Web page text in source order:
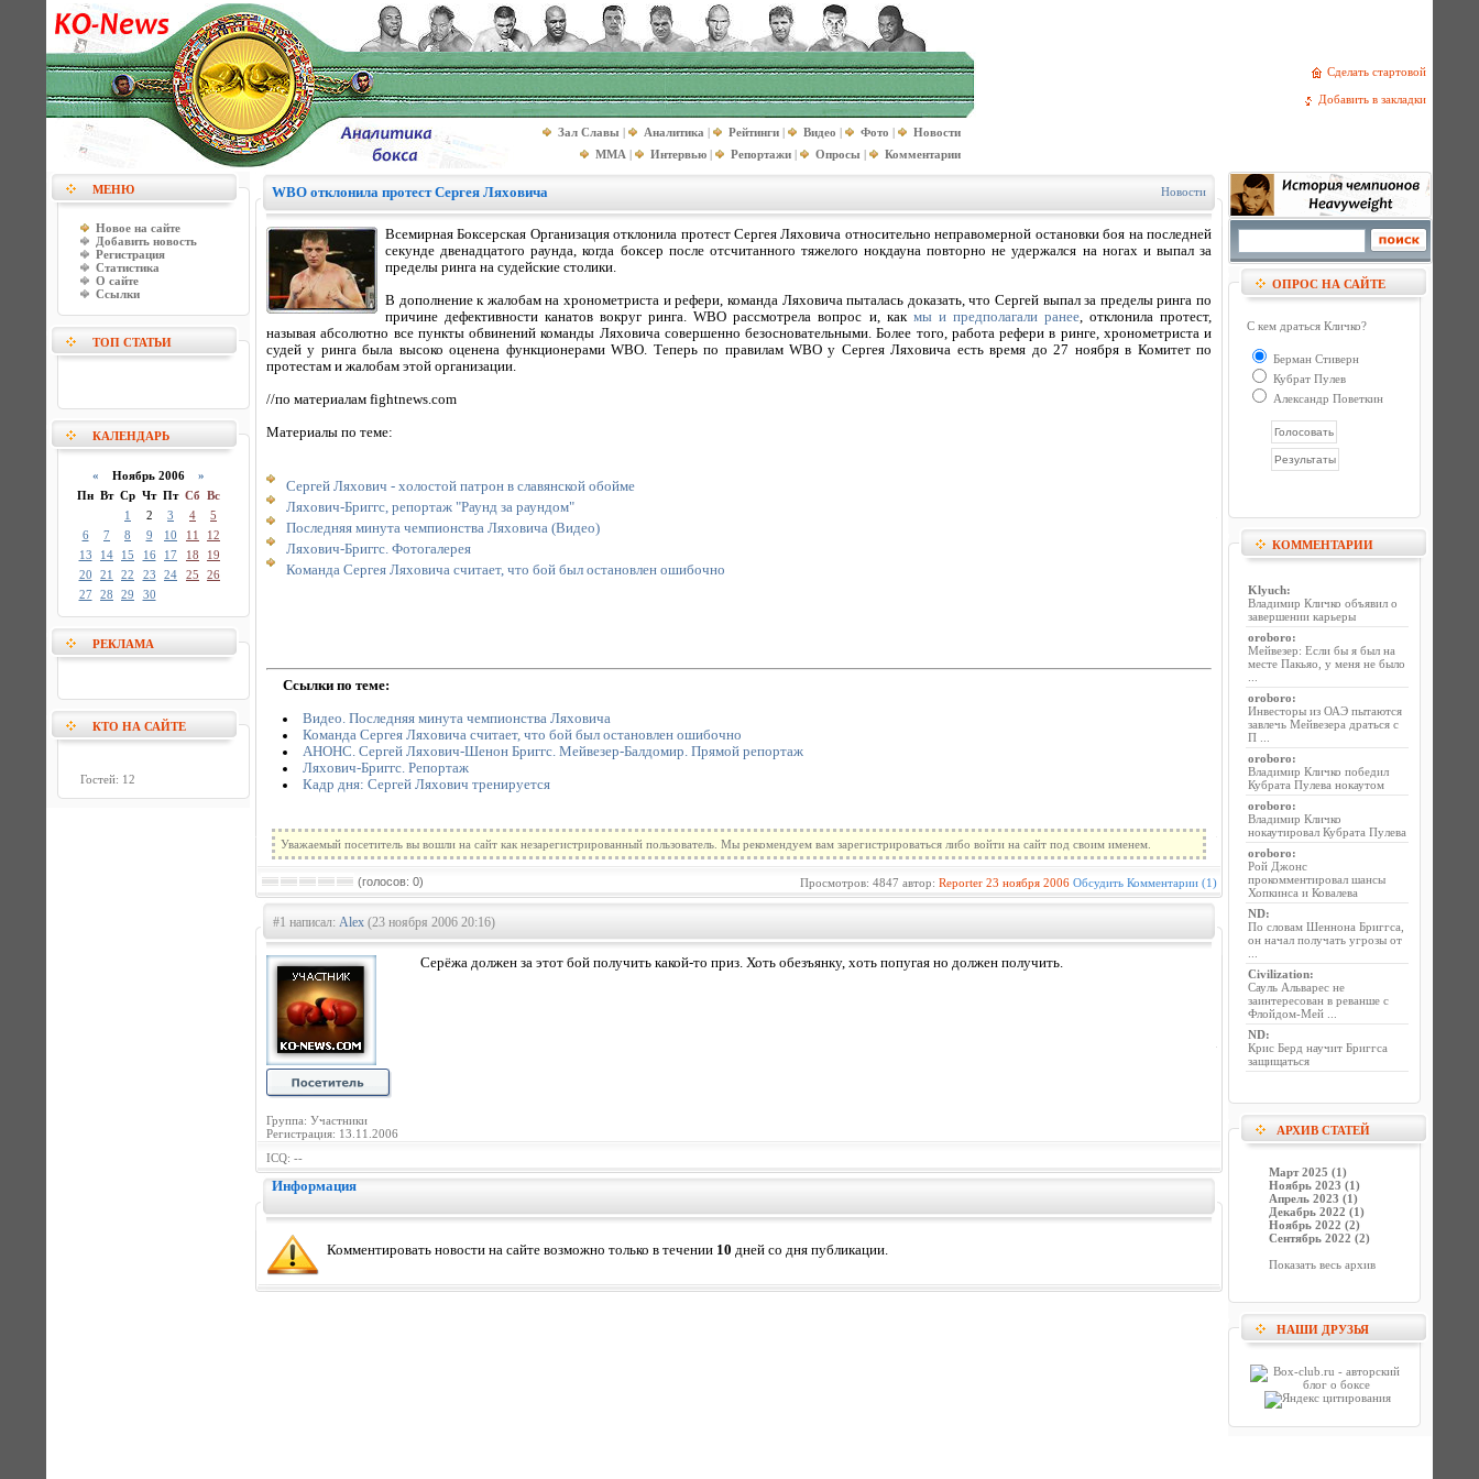
Сделать стартовой
Добавить в закладки
Зал Славы | Аналитика | Рейтинги | Видео | Фото |
Новости
MMA | Интервью | Репортажи | Опросы | Комментарии
МЕНЮ
Новое на сайте
Добавить новость
Регистрация
Статистика
О сайте
Ссылки
ТОП СТАТЬИ
КАЛЕНДАРЬ
« Ноябрь 2006 »
Пн Вт Ср Чт Пт Сб Вс
1
2 3 4
5
6
7 8 9 10 11
12
13
14 15 16 17 18
19
20
21 22 23 24 25
26
27
28 29 30
РЕКЛАМА
КТО НА САЙТЕ
Гостей: 12
WBO отклонила протест Сергея Ляховича Новости
Всемирная Боксерская Организация отклонила протест Сергея Ляховича относительно неправомерной остановки боя на последней
секунде двенадцатого раунда, когда боксер после отсчитанного тяжелого нокдауна повторно не удержался на ногах и выпал за
пределы ринга на судейские столики.
В дополнение к жалобам на хронометриста и рефери, команда Ляховича пыталась доказать, что Сергей выпал за пределы ринга по
причине дефективности канатов вокруг ринга. WBO рассмотрела вопрос и, как мы и предполагали ранее, отклонила протест,
называя абсолютно все пункты обвинений команды Ляховича совершенно безосновательными. Более того, работа рефери в ринге, хронометриста и
судей у ринга была высоко оценена функционерами WBO. Теперь по правилам WBO у Сергея Ляховича есть время до 27 ноября в Комитет по
протестам и жалобам этой организации.
//по материалам fightnews.com
Материалы по теме:
Сергей Ляхович - холостой патрон в славянской обойме
Ляхович-Бриггс, репортаж "Раунд за раундом"
Последняя минута чемпионства Ляховича (Видео)
Ляхович-Бриггс. Фотогалерея
Команда Сергея Ляховича считает, что бой был остановлен ошибочно
Ссылки по теме:
Видео. Последняя минута чемпионства Ляховича
Команда Сергея Ляховича считает, что бой был остановлен ошибочно
АНОНС. Сергей Ляхович-Шенон Бриггс. Мейвезер-Балдомир. Прямой репортаж
Ляхович-Бриггс. Репортаж
Кадр дня: Сергей Ляхович тренируется
Уважаемый посетитель вы вошли на сайт как незарегистрированный пользователь. Мы рекомендуем вам зарегистрироваться либо войти на сайт под своим именем.
(голосов: 0) Просмотров: 4847 автор: Reporter 23 ноября 2006 Обсудить Комментарии (1)
#1 написал: Alex (23 ноября 2006 20:16)
Группа: Участники
Регистрация: 13.11.2006
Серёжа должен за этот бой получить какой-то приз. Хоть обезъянку, хоть попугая но должен получить.
ICQ: --
Информация
Комментировать новости на сайте возможно только в течении 10 дней со дня публикации.
ОПРОС НА САЙТЕ
С кем драться Кличко?
Берман Стиверн
Кубрат Пулев
Александр Поветкин
КОММЕНТАРИИ
Klyuch:
Владимир Кличко объявил о
завершении карьеры
oroboro:
Мейвезер: Если бы я был на
месте Пакьяо, у меня не было
oroboro:
Инвесторы из ОАЭ пытаются
завлечь Мейвезера драться с
П ...
oroboro:
Владимир Кличко победил
Кубрата Пулева нокаутом
oroboro:
Владимир Кличко
нокаутировал Кубрата Пулева
oroboro:
Рой Джонс
прокомментировал шансы
Хопкинса и Ковалева
ND:
По словам Шеннона Бриггса,
он начал получать угрозы от
Civilization:
Сауль Альварес не
заинтересован в реванше с
Флойдом-Мей ...
ND:
Крис Берд научит Бриггса
защищаться
АРХИВ СТАТЕЙ
Март 2025 (1)
Ноябрь 2023 (1)
Апрель 2023 (1)
Декабрь 2022 (1)
Ноябрь 2022 (2)
Сентябрь 2022 (2)
Показать весь архив
НАШИ ДРУЗЬЯ